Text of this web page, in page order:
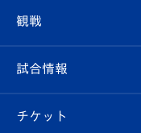
クラブ
試合情報
クラブ概要
観戦
観戦ルール
試合情報
試合日程/結果
チケット